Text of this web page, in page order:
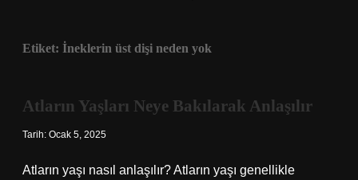
Etiket: İneklerin üst dişi neden yok
Atların Yaşları Neye Bakılarak Anlaşılır
Tarih: Ocak 5, 2025
Atların yaşı nasıl anlaşılır? Atların yaşı genellikle